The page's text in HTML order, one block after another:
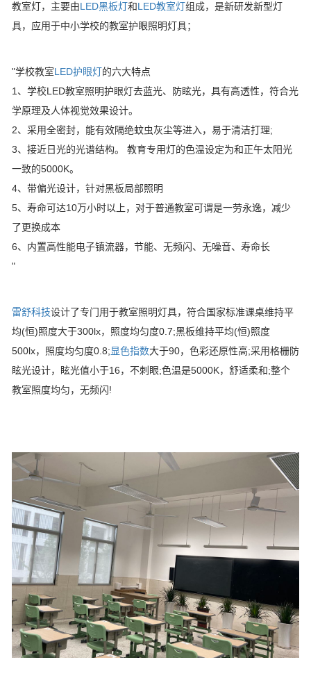
教室灯，主要由LED黑板灯和LED教室灯组成，是新研发新型灯
具，应用于中小学校的教室护眼照明灯具；
"学校教室LED护眼灯的六大特点
1、学校LED教室照明护眼灯去蓝光、防眩光，具有高透性，符合光
学原理及人体视觉效果设计。
2、采用全密封，能有效隔绝蚊虫灰尘等进入，易于清洁打理;
3、接近日光的光谱结构。 教育专用灯的色温设定为和正午太阳光
一致的5000K。
4、带偏光设计，针对黑板局部照明
5、寿命可达10万小时以上，对于普通教室可谓是一劳永逸，减少
了更换成本
6、内置高性能电子镇流器，节能、无频闪、无噪音、寿命长
"
雷舒科技设计了专门用于教室照明灯具，符合国家标准课桌维持平
均(恒)照度大于300lx，照度均匀度0.7;黑板维持平均(恒)照度
500lx，照度均匀度0.8;显色指数大于90，色彩还原性高;采用格栅防
眩光设计，眩光值小于16，不刺眼;色温是5000K，舒适柔和;整个
教室照度均匀，无频闪!